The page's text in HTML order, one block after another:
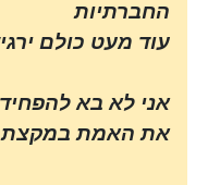
החברתיות
עוד מעט כולם
אני לא בא
את האמת במקצת